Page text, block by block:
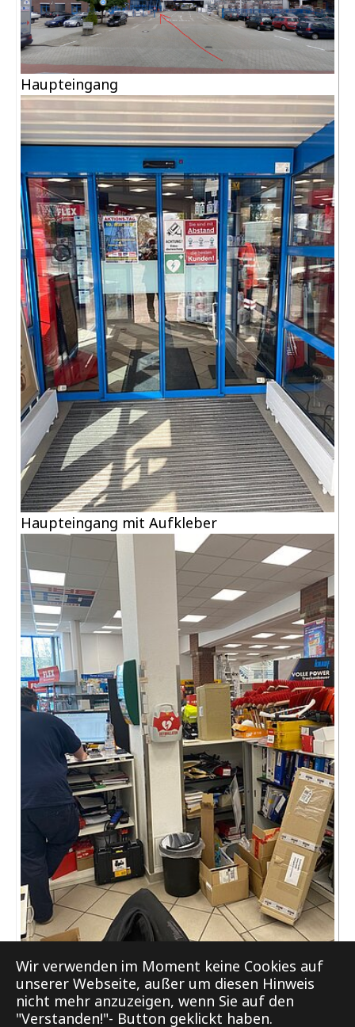
Wir verwenden im Moment keine Cookies auf
unserer Webseite, außer um diesen Hinweis
nicht mehr anzuzeigen, wenn Sie auf den
"Verstanden!"- Button geklickt haben.
Haupteingang
Haupteingang mit Aufkleber
AED am Verkaufstresen